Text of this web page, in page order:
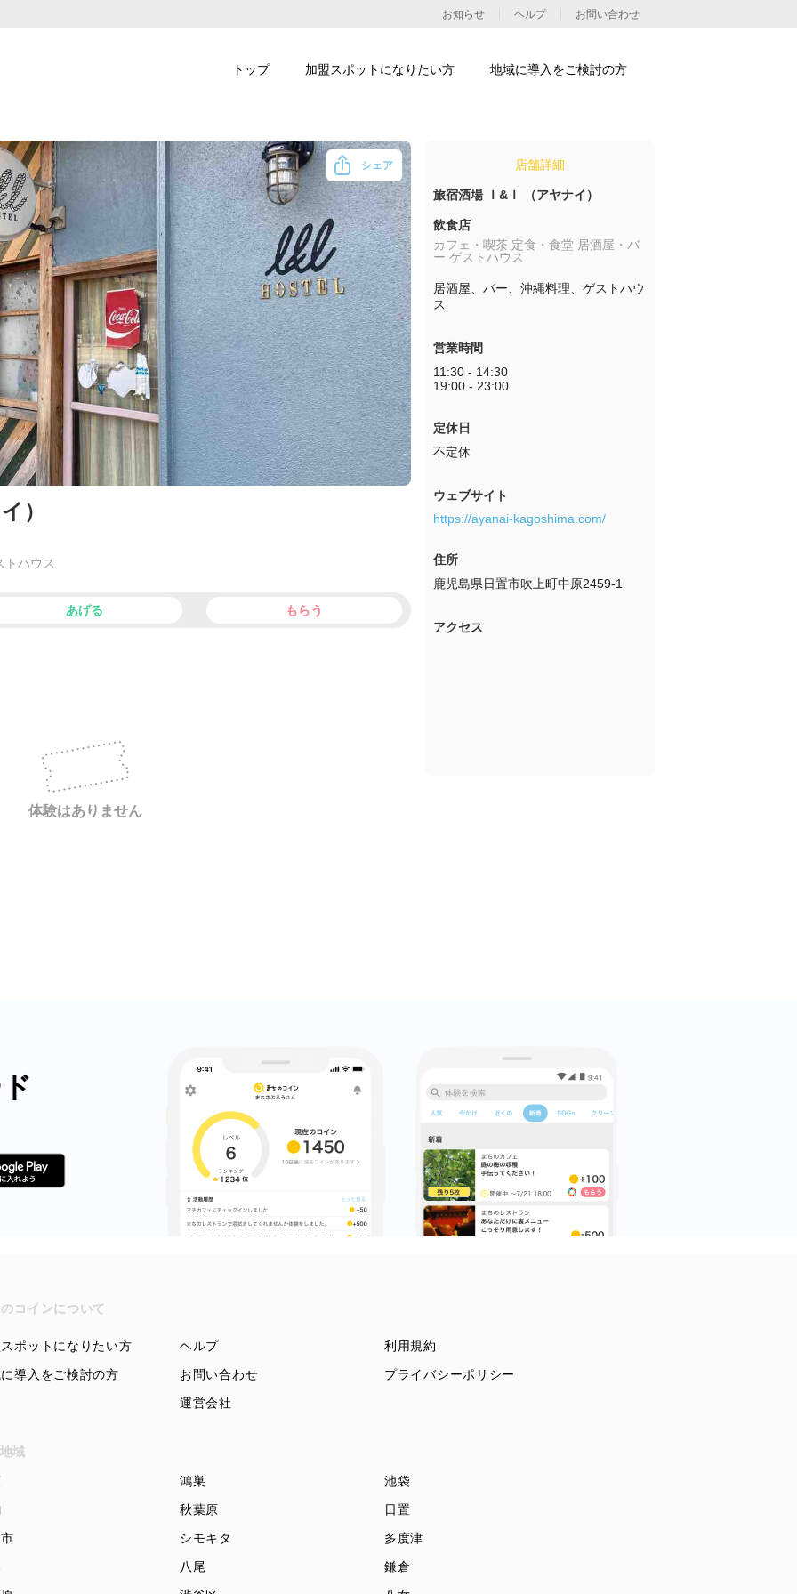
シェア
facebook
X
）
トハウス
あげる もらう
体験はありません
店舗詳細
旅宿酒場 Ｉ&Ｉ （アヤナイ）
飲食店
カフェ・喫茶 定食・食堂 居酒屋・バ
ー ゲストハウス
居酒屋、バー、沖縄料理、ゲストハウ
ス
営業時間
11:30 - 14:30
19:00 - 23:00
定休日
不定休
ウェブサイト
https://ayanai-kagoshima.com/
住所
鹿児島県日置市吹上町中原2459-1
アクセス
コインについて
ポットになりたい方
導入をご検討の方
ヘルプ
お問い合わせ
運営会社
利用規約
プライバシーポリシー
域
鴻巣
池袋
秋葉原
日置
シモキタ
多度津
八尾
鎌倉
お知らせ ヘルプ お問い合わせ
トップ 加盟スポットになりたい方 地域に導入をご検討の方